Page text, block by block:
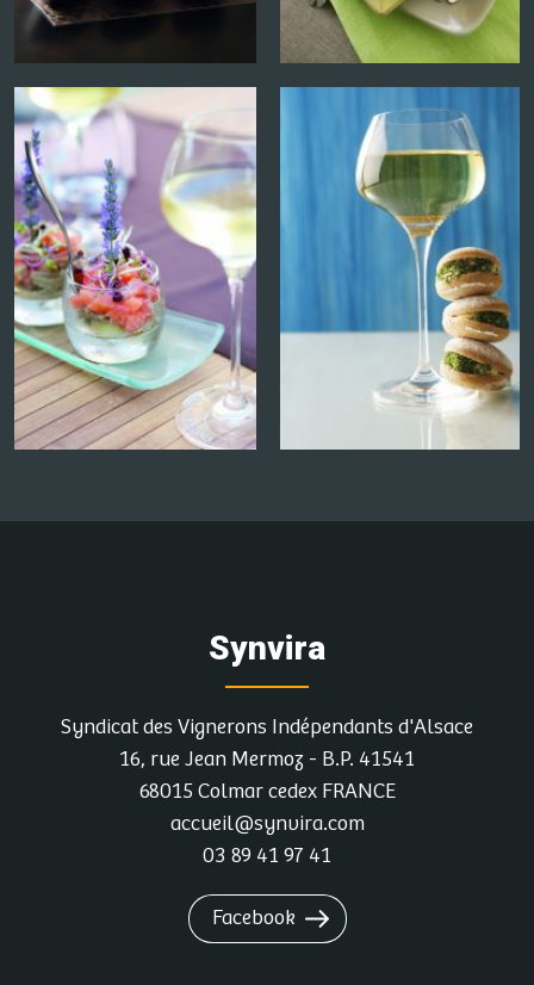
Synvira
Syndicat des Vignerons Indépendants d'Alsace
16, rue Jean Mermoz - B.P. 41541
68015 Colmar cedex FRANCE
accueil@synvira.com
03 89 41 97 41
Facebook